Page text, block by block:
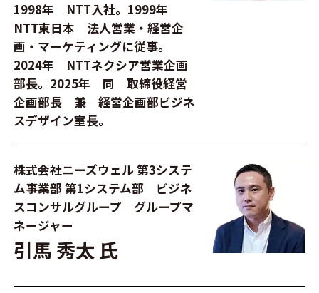
1998年 NTT入社。1999年
NTT東日本 法人営業・経営企
画・マーケティングに従事。
2024年 NTTネクシア営業企画
部長。2025年 同 取締役経営
企画部長 兼 経営企画部ビジネ
スデザイン室長。
株式会社ニーズウェル 第3システ
ム事業部 第1システム部 ビジネ
スコンサルグループ グループマ
ネージャー
引馬 秀太 氏